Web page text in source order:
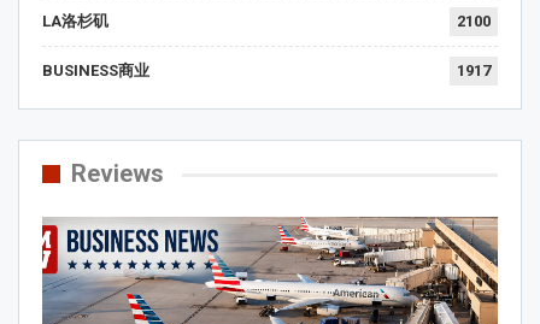
LA洛杉矶 2100
BUSINESS商业 1917
Reviews